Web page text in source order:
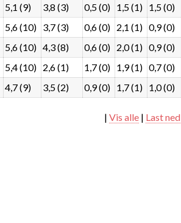
5,1 (9) 3,8 (3) 0,5 (0) 1,5 (1) 1,5 (0)
5,6 (10) 3,7 (3) 0,6 (0) 2,1 (1) 0,9 (0)
5,6 (10) 4,3 (8) 0,6 (0) 2,0 (1) 0,9 (0)
5,4 (10) 2,6 (1) 1,7 (0) 1,9 (1) 0,7 (0)
4,7 (9) 3,5 (2) 0,9 (0) 1,7 (1) 1,0 (0)
| Vis alle| Last ned